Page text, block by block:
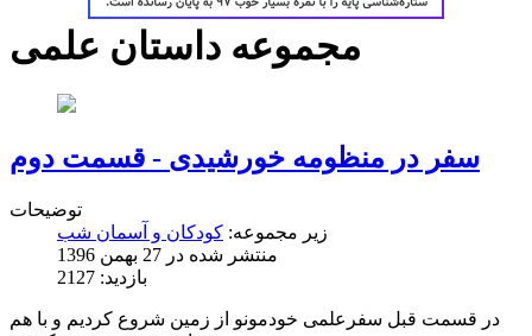
مجموعه داستان علمی
سفر در منظومه خورشیدی - قسمت دوم
توضیحات
زیر مجموعه: کودکان و آسمان شب
منتشر شده در 27 بهمن 1396
بازدید: 2127
در قسمت قبل سفرعلمى خودمونو از زمين شروع كرديم و با هم